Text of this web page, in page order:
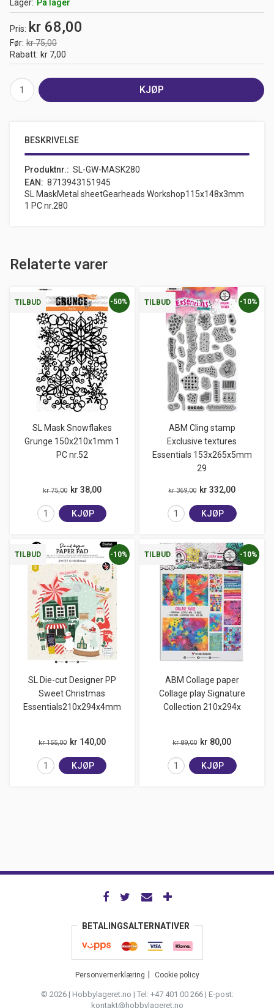
Lager På lager
Pris kr 68,00
Før kr 75,00
Rabatt kr 7,00
KJØP
BESKRIVELSE
Produktnr.
SL-GW-MASK280
EAN
8713943151945
SL MaskMetal sheetGearheads Workshop115x148x3mm
1 PC nr.280
Relaterte varer
TILBUD
SL Mask Snowflakes
Grunge 150x210x1mm 1
PC nr.52
-50%
kr 75,00 kr 38,00
KJØP
TILBUD
ABM Cling stamp
Exclusive textures
Essentials 153x265x5mm
29
-10%
kr 369,00 kr 332,00
KJØP
TILBUD
SL Die-cut Designer PP
Sweet Christmas
Essentials210x294x4mm
-10%
kr 155,00 kr 140,00
KJØP
TILBUD
ABM Collage paper
Collage play Signature
Collection 210x294x
-10%
kr 89,00 kr 80,00
KJØP
BETALINGSALTERNATIVER
Personvernerklæring Cookie policy
© 2026 | Hobbylageret.no | Tel: +47 401 00 266 | E-post:
kontakt@hobbylageret.no